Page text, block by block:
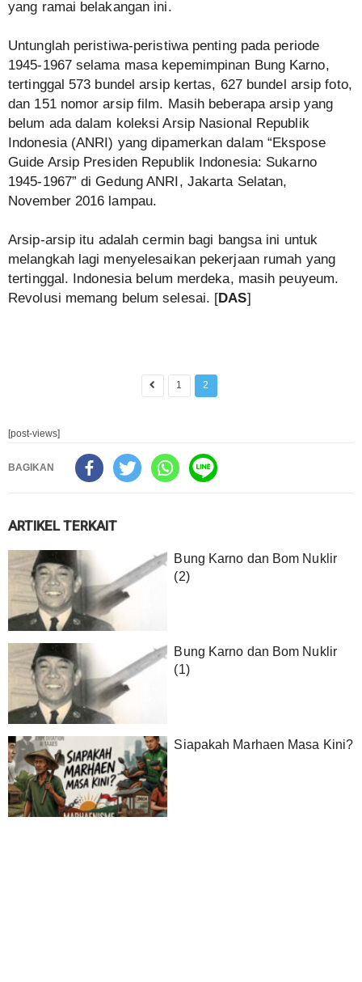
yang ramai belakangan ini.
Untunglah peristiwa-peristiwa penting pada periode
1945-1967 selama masa kepemimpinan Bung Karno,
tertinggal 573 bundel arsip kertas, 627 bundel arsip foto,
dan 151 nomor arsip film. Masih beberapa arsip yang
belum ada dalam koleksi Arsip Nasional Republik
Indonesia (ANRI) yang dipamerkan dalam “Ekspose
Guide Arsip Presiden Republik Indonesia: Sukarno
1945-1967” di Gedung ANRI, Jakarta Selatan,
November 2016 lampau.
Arsip-arsip itu adalah cermin bagi bangsa ini untuk
melangkah lagi menyelesaikan pekerjaan rumah yang
tertinggal. Indonesia belum merdeka, masih peuyeum.
Revolusi memang belum selesai. [DAS]
1 2
[post-views]
BAGIKAN
ARTIKEL TERKAIT
Bung Karno dan Bom Nuklir
(2)
Bung Karno dan Bom Nuklir
(1)
Siapakah Marhaen Masa Kini?